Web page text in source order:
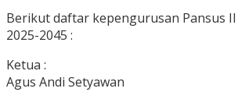
Berikut daftar kepengurusan Pansus II
2025-2045 :
Ketua :
Agus Andi Setyawan